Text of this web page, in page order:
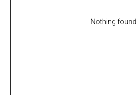
Nothing found